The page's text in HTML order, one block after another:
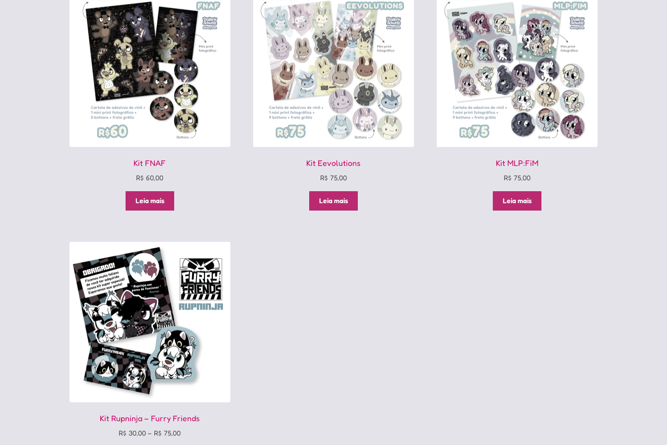
Kit FNAF
R$ 60,00
Leia mais
Kit Eevolutions
R$ 75,00
Leia mais
Kit MLP:FiM
R$ 75,00
Leia mais
Kit Rupninja – Furry Friends
R$ 30,00 – R$ 75,00Price